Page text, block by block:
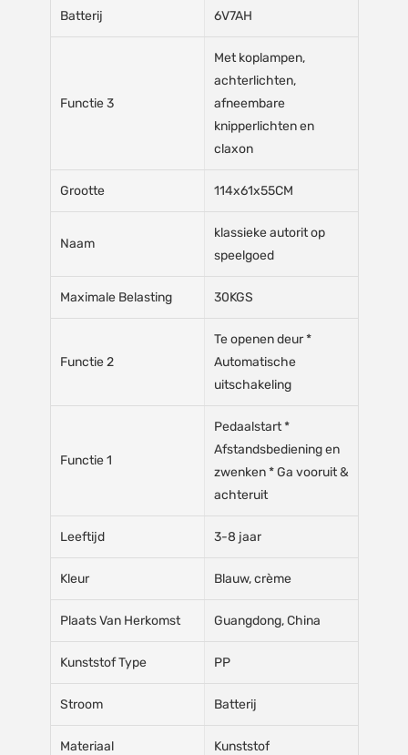
Batterij 6V7AH
Functie 3
Met koplampen,
achterlichten,
afneembare
knipperlichten en
claxon
Grootte 114x61x55CM
Naam
klassieke autorit op
speelgoed
Maximale Belasting 30KGS
Functie 2
Te openen deur *
Automatische
uitschakeling
Functie 1
Pedaalstart *
Afstandsbediening en
zwenken * Ga vooruit &
achteruit
Leeftijd 3-8 jaar
Kleur Blauw, crème
Plaats Van Herkomst Guangdong, China
Kunststof Type PP
Stroom Batterij
Materiaal Kunststof